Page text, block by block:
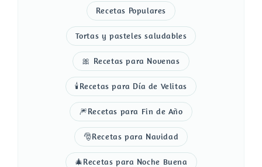
Recetas Populares
Tortas y pasteles saludables
🎀 Recetas para Novenas
🕯️Recetas para Día de Velitas
🎆Recetas para Fin de Año
🎅Recetas para Navidad
🎄Recetas para Noche Buena